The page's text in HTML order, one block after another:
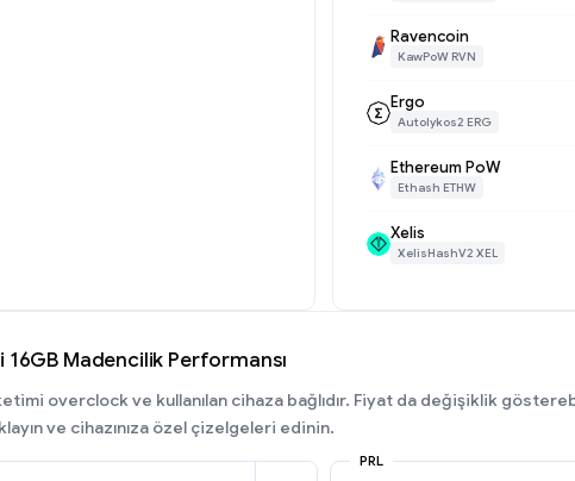
Ravencoin
KawPoW RVN
Ergo
Autolykos2 ERG
Ethereum PoW
Ethash ETHW
Xelis
XelisHashV2 XEL
16GB Madencilik Performansı
overclock ve kullanılan cihaza bağlıdır. Fiyat da değişiklik
ve cihazınıza özel çizelgeleri edinin.
PRL